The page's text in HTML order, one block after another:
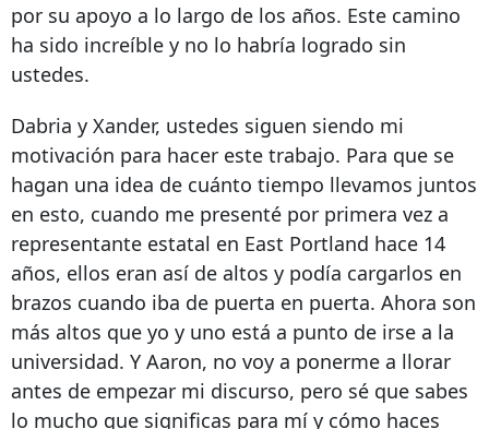
por su apoyo a lo largo de los años. Este camino
ha sido increíble y no lo habría logrado sin
ustedes.
Dabria y Xander, ustedes siguen siendo mi
motivación para hacer este trabajo. Para que se
hagan una idea de cuánto tiempo llevamos juntos
en esto, cuando me presenté por primera vez a
representante estatal en East Portland hace 14
años, ellos eran así de altos y podía cargarlos en
brazos cuando iba de puerta en puerta. Ahora son
más altos que yo y uno está a punto de irse a la
universidad. Y Aaron, no voy a ponerme a llorar
antes de empezar mi discurso, pero sé que sabes
lo mucho que significas para mí y cómo haces